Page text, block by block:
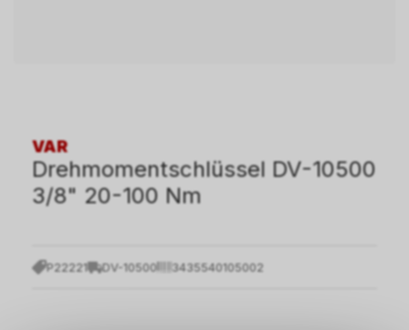
VAR
Drehmomentschlüssel DV-10500
3/8" 20-100 Nm
P22221 DV-10500 3435540105002